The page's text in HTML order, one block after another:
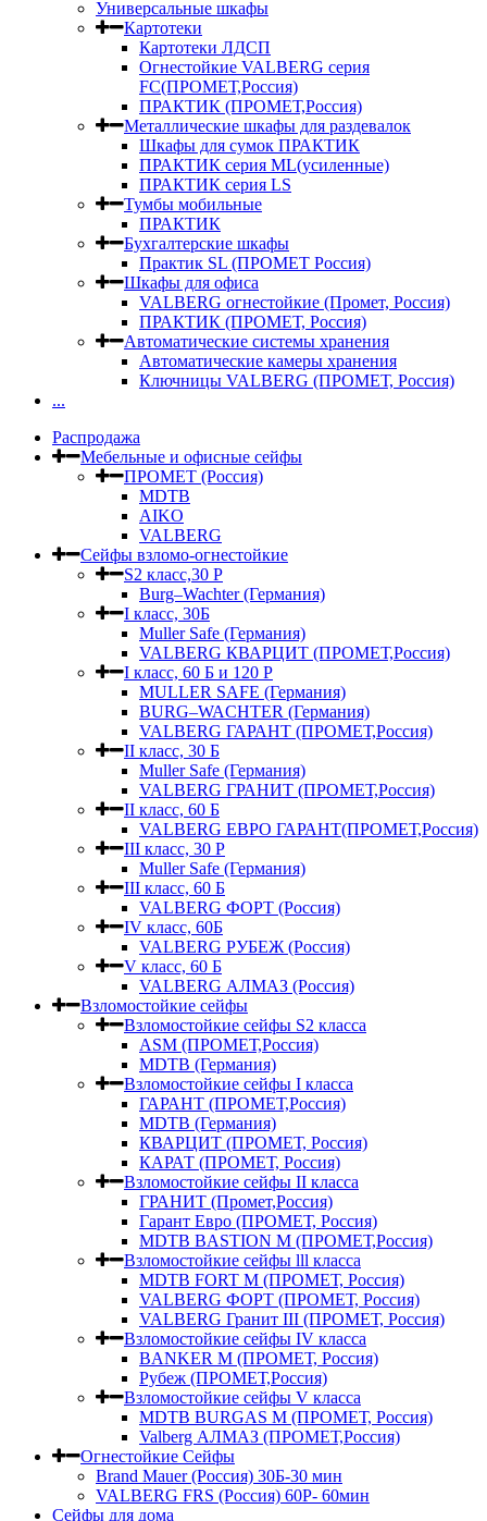
Универсальные шкафы
Картотеки
Картотеки ЛДСП
Огнестойкие VALBERG серия
FC(ПРОМЕТ,Россия)
ПРАКТИК (ПРОМЕТ,Россия)
Металлические шкафы для раздевалок
Шкафы для сумок ПРАКТИК
ПРАКТИК серия ML(усиленные)
ПРАКТИК серия LS
Тумбы мобильные
ПРАКТИК
Бухгалтерские шкафы
Практик SL (ПРОМЕТ Россия)
Шкафы для офиса
VALBERG огнестойкие (Промет, Россия)
ПРАКТИК (ПРОМЕТ, Россия)
Автоматические системы хранения
Автоматические камеры хранения
Ключницы VALBERG (ПРОМЕТ, Россия)
...
Распродажа
Мебельные и офисные сейфы
ПРОМЕТ (Россия)
MDTB
AIKO
VALBERG
Сейфы взломо-огнестойкие
S2 класс,30 Р
Burg–Wachter (Германия)
I класс, 30Б
Muller Safe (Германия)
VALBERG КВАРЦИТ (ПРОМЕТ,Россия)
I класс, 60 Б и 120 Р
MULLER SAFE (Германия)
BURG–WACHTER (Германия)
VALBERG ГАРАНТ (ПРОМЕТ,Россия)
II класс, 30 Б
Muller Safe (Германия)
VALBERG ГРАНИТ (ПРОМЕТ,Россия)
II класс, 60 Б
VALBERG ЕВРО ГАРАНТ(ПРОМЕТ,Россия)
III класс, 30 Р
Muller Safe (Германия)
III класс, 60 Б
VALBERG ФОРТ (Россия)
IV класс, 60Б
VALBERG РУБЕЖ (Россия)
V класс, 60 Б
VALBERG АЛМАЗ (Россия)
Взломостойкие сейфы
Взломостойкие сейфы S2 класса
ASM (ПРОМЕТ,Россия)
MDTB (Германия)
Взломостойкие сейфы I класса
ГАРАНТ (ПРОМЕТ,Россия)
MDTB (Германия)
КВАРЦИТ (ПРОМЕТ, Россия)
КАРАТ (ПРОМЕТ, Россия)
Взломостойкие сейфы II класса
ГРАНИТ (Промет,Россия)
Гарант Евро (ПРОМЕТ, Россия)
MDTB BASTION M (ПРОМЕТ,Россия)
Взломостойкие сейфы lll класса
MDTB FORT M (ПРОМЕТ, Россия)
VALBERG ФОРТ (ПРОМЕТ, Россия)
VALBERG Гранит III (ПРОМЕТ, Россия)
Взломостойкие сейфы IV класса
BANKER M (ПРОМЕТ, Россия)
Рубеж (ПРОМЕТ,Россия)
Взломостойкие сейфы V класса
MDTB BURGAS M (ПРОМЕТ, Россия)
Valberg АЛМАЗ (ПРОМЕТ,Россия)
Огнестойкие Сейфы
Brand Mauer (Россия) 30Б-30 мин
VALBERG FRS (Россия) 60Р- 60мин
Сейфы для дома